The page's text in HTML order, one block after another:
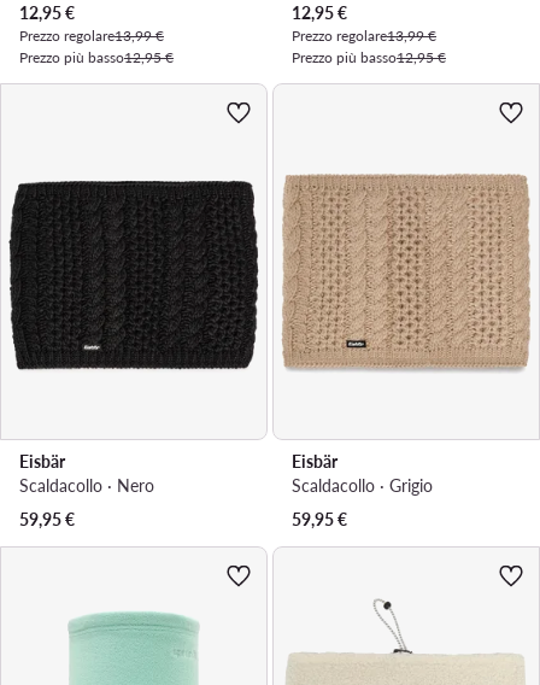
Prezzo attuale
12,95€
Prezzo regolare13,99 €
Prezzo più basso12,95 €
Prezzo attuale
12,95€
Prezzo regolare13,99 €
Prezzo più basso12,95 €
Eisbär
Scaldacollo · Nero
59,95€
Eisbär
Scaldacollo · Grigio
59,95€